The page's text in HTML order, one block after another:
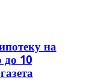
на
до 10